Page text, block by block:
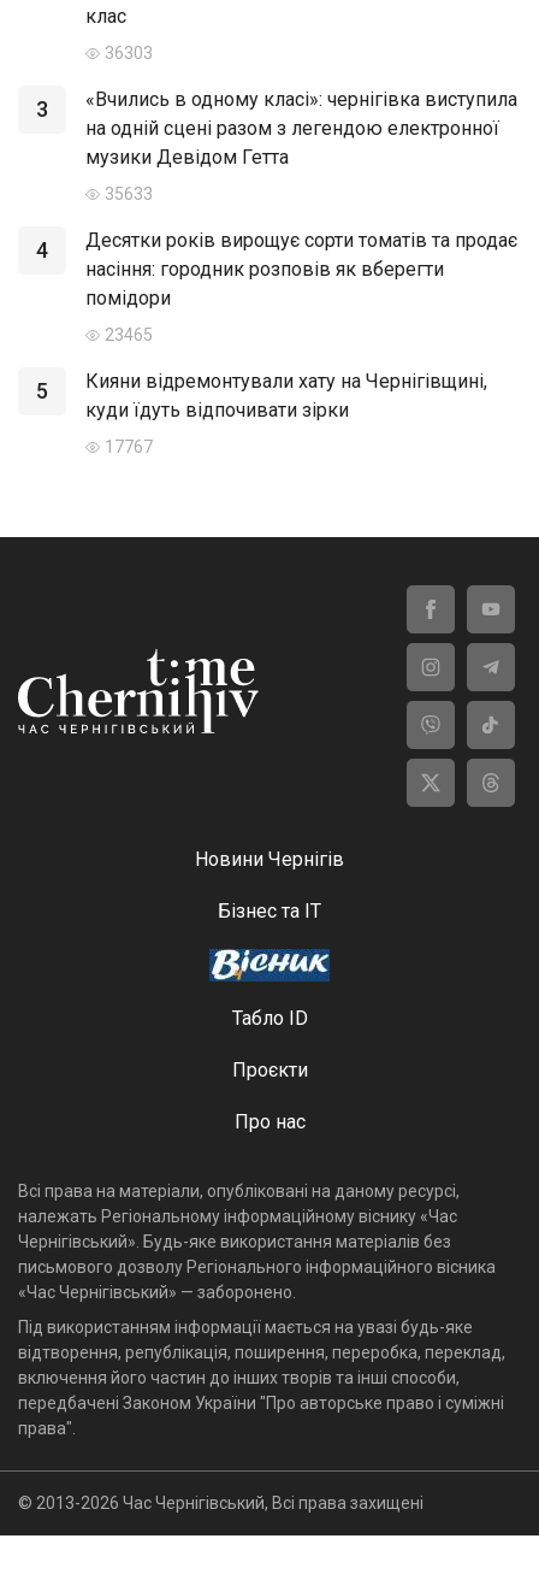
клас
36303
3
«Вчились в одному класі»: чернігівка виступила
на одній сцені разом з легендою електронної
музики Девідом Гетта
35633
4
Десятки років вирощує сорти томатів та продає
насіння: городник розповів як вберегти
помідори
23465
5
Кияни відремонтували хату на Чернігівщині,
куди їдуть відпочивати зірки
17767
Новини Чернігів
Бізнес та ІТ
Табло ID
Проєкти
Про нас
Всі права на матеріали, опубліковані на даному ресурсі,
належать Регіональному інформаційному віснику «Час
Чернігівський». Будь-яке використання матеріалів без
письмового дозволу Регіонального інформаційного вісника
«Час Чернігівський» — заборонено.
Під використанням інформації мається на увазі будь-яке
відтворення, републікація, поширення, переробка, переклад,
включення його частин до інших творів та інші способи,
передбачені Законом України "Про авторське право і суміжні
права".
© 2013-2026 Час Чернігівський, Всі права захищені